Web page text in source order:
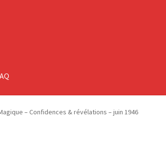
Magique – Confidences & révélations – juin 1946